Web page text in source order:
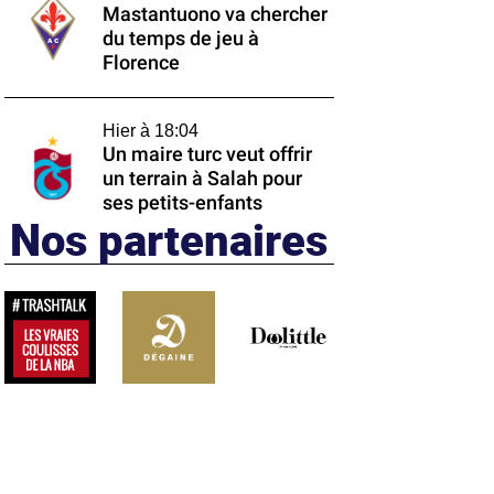
Mastantuono va chercher
du temps de jeu à
Florence
Hier à 18:04
Un maire turc veut offrir
un terrain à Salah pour
ses petits-enfants
Nos partenaires